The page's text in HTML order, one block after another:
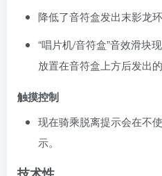
降低了音符盒发出末影龙
“唱片机/音符盒”音效滑块
放置在音符盒上方后发出的
触摸控制
现在骑乘脱离提示会在不
示。